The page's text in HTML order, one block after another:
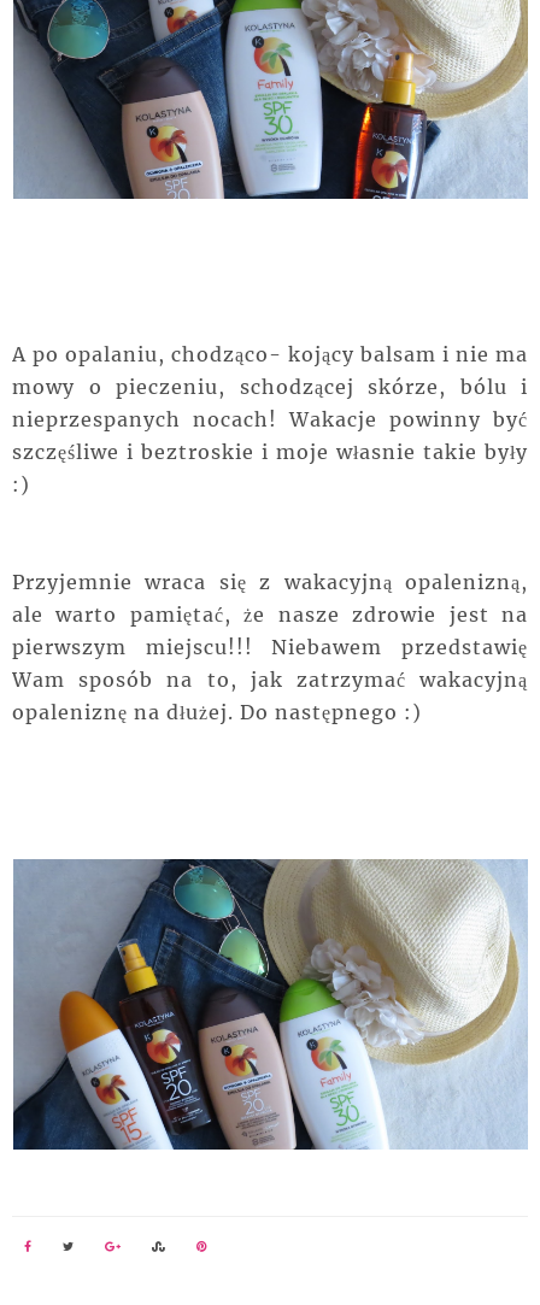
A po opalaniu, chodząco- kojący balsam i nie ma
mowy o pieczeniu, schodzącej skórze, bólu i
nieprzespanych nocach! Wakacje powinny być
szczęśliwe i beztroskie i moje własnie takie były
:)
Przyjemnie wraca się z wakacyjną opalenizną,
ale warto pamiętać, że nasze zdrowie jest na
pierwszym miejscu!!! Niebawem przedstawię
Wam sposób na to, jak zatrzymać wakacyjną
opaleniznę na dłużej. Do następnego :)